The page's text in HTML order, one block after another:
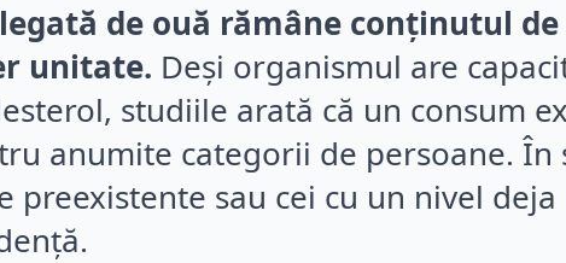
de ouă rămâne conținutul
unitate. Deși organismul are
studiile arată că un consum
anumite categorii de persoane. În
preexistente sau cei cu un nivel